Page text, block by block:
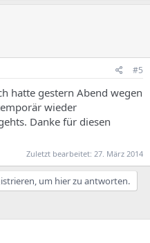
#5
hatte gestern Abend wegen
wieder
Danke für diesen
Zuletzt bearbeitet: 27. März 2014
um hier zu antworten.